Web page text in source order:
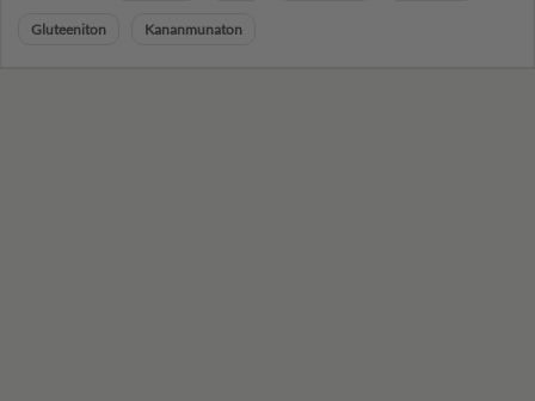
Gluteeniton Kananmunaton